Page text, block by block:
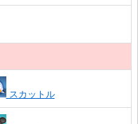
スカットル